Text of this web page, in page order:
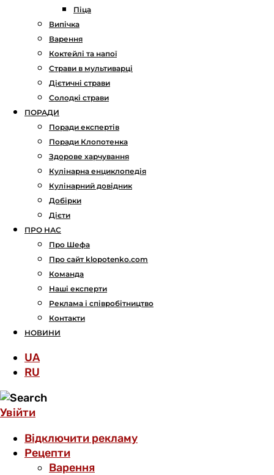
Піца
Випічка
Варення
Коктейлі та напої
Страви в мультиварці
Дієтичні страви
Солодкі страви
ПОРАДИ
Поради експертів
Поради Клопотенка
Здорове харчування
Кулінарна енциклопедія
Кулінарний довідник
Добірки
Дієти
ПРО НАС
Про Шефа
Про сайт klopotenko.com
Команда
Наші експерти
Реклама і співробітництво
Контакти
НОВИНИ
UA
RU
Увійти
Відключити рекламу
Рецепти
Варення